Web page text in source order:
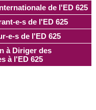
de l'ED 625
e-s de l'ED 625
e-s de l'ED 625
à Diriger des
à l'ED 625